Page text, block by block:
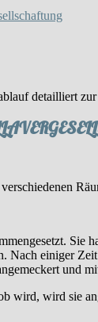
detailliert
Sie
einiger
und
wird, wird sie